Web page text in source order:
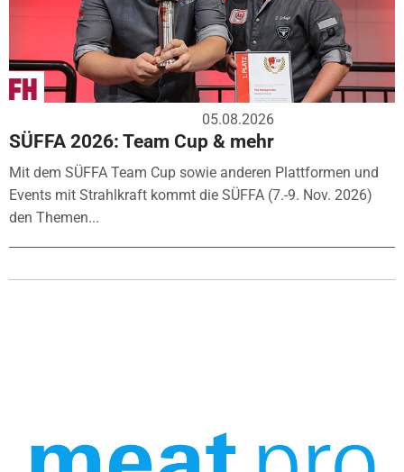
05.08.2026
SÜFFA 2026: Team Cup & mehr
Mit dem SÜFFA Team Cup sowie anderen Plattformen und
Events mit Strahlkraft kommt die SÜFFA (7.-9. Nov. 2026)
den Themen...